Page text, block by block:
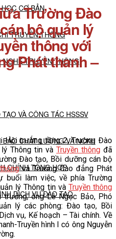
CƠ BẢN
TRUYỀN THÔNG
NGHỆ TRUYỀN THÔNG
VÀ CÔNG TÁC HSSSV
CHẤT LƯỢNG VÀ NCKH
CHÍNH TỔNG HỢP
DỊCH VỤ ĐÀO TẠO
Trường Đào
bộ quản lý
thông với
Phát thanh –
trường tầng 2, Trường Đào
Thông tin và Truyền thông đã
Đào tạo, Bồi dưỡng cán bộ
và Trường Cao đẳng Phát
buổi làm việc, về phía Trường
lý Thông tin và Truyền thông
ông Lê Ngọc Bảo, Phó
lý các phòng: Đào tạo, Bồi
vụ, Kế hoạch – Tài chính. Về
Truyền hình I có ông Nguyễn